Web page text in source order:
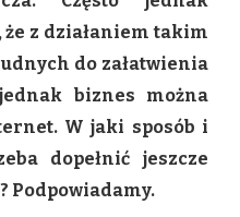
JEJ
ZAŁOŻENIEM?
z działaniem takim
do załatwienia
biznes można
W jaki sposób i
dopełnić jeszcze
Podpowiadamy.